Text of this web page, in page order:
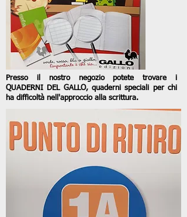
Presso il nostro negozio potete trovare i
QUADERNI DEL GALLO, quadernispeciali per chi
ha difficoltà nell'approccio alla scrittura.